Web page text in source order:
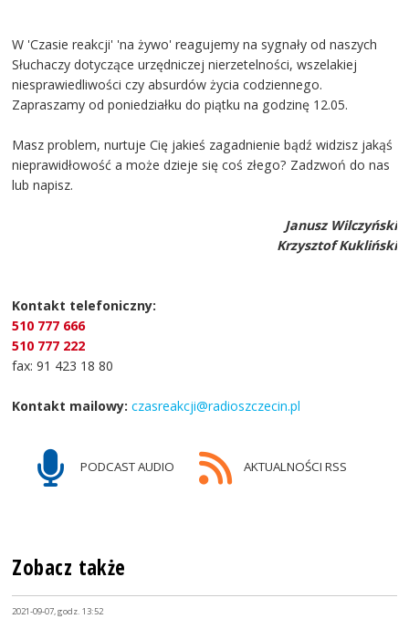
W 'Czasie reakcji' 'na żywo' reagujemy na sygnały od naszych
Słuchaczy dotyczące urzędniczej nierzetelności, wszelakiej
niesprawiedliwości czy absurdów życia codziennego.
Zapraszamy od poniedziałku do piątku na godzinę 12.05.
Masz problem, nurtuje Cię jakieś zagadnienie bądź widzisz jakąś
nieprawidłowość a może dzieje się coś złego? Zadzwoń do nas
lub napisz.
Janusz Wilczyński
Krzysztof Kukliński
Kontakt telefoniczny:
510 777 666
510 777 222
fax: 91 423 18 80
Kontakt mailowy: czasreakcji@radioszczecin.pl
PODCAST AUDIO AKTUALNOŚCI RSS
Zobacz także
2021-09-07, godz. 13:52